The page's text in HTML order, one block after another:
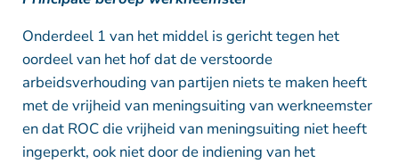
Onderdeel 1 van het middel is gericht tegen het
oordeel van het hof dat de verstoorde
arbeidsverhouding van partijen niets te maken heeft
met de vrijheid van meningsuiting van werkneemster
en dat ROC die vrijheid van meningsuiting niet heeft
ingeperkt, ook niet door de indiening van het